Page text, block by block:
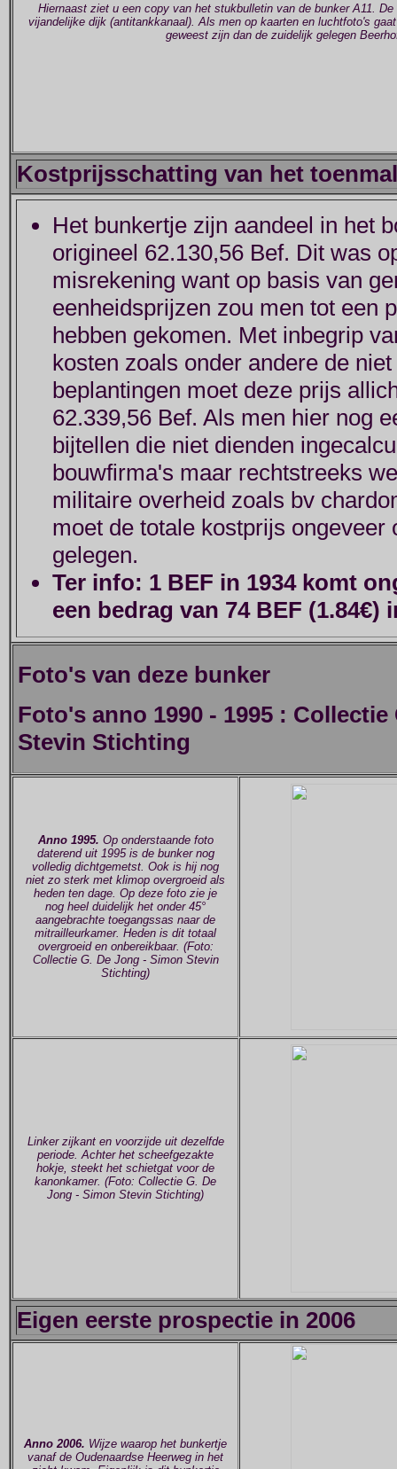
Hiernaast ziet u een copy van het stukbulletin van de bunker A11. De
vijandelijke dijk (antitankkanaal). Als men op kaarten en luchtfoto's
geweest zijn dan de zuidelijk gelegen
Kostprijsschatting van het
Het bunkertje zijn aandeel in het
origineel 62.130,56 Bef. Dit was
misrekening want op basis van
eenheidsprijzen zou men tot een
hebben gekomen. Met inbegrip
kosten zoals onder andere de
beplantingen moet deze prijs
62.339,56 Bef. Als men hier nog
bijtellen die niet dienden
bouwfirma's maar rechtstreeks
militaire overheid zoals bv
moet de totale kostprijs ongeveer
gelegen.
Ter info: 1 BEF in 1934 komt
een bedrag van 74 BEF
Foto's van deze bunker
Foto's anno 1990 - 1995 :
Stevin Stichting
Anno 1995. Op onderstaande foto
daterend uit 1995 is de bunker nog
volledig dichtgemetst. Ook is hij nog
niet zo sterk met klimop overgroeid als
heden ten dage. Op deze foto zie je
nog heel duidelijk het onder 45°
aangebrachte toegangssas naar de
mitrailleurkamer. Heden is dit totaal
overgroeid en onbereikbaar. (Foto:
Collectie G. De Jong - Simon Stevin
Stichting)
Linker zijkant en voorzijde uit dezelfde
periode. Achter het scheefgezakte
hokje, steekt het schietgat voor de
kanonkamer. (Foto: Collectie G. De
Jong - Simon Stevin Stichting)
Eigen eerste prospectie in 2006
Anno 2006. Wijze waarop het bunkertje
vanaf de Oudenaardse Heerweg in het